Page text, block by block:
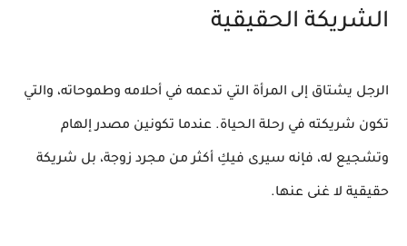
الشريكة الحقيقية
الرجل يشتاق إلى المرأة التي تدعمه في أحلامه وطموحاته، والتي
تكون شريكته في رحلة الحياة. عندما تكونين مصدر إلهام
وتشجيع له، فإنه سيرى فيكِ أكثر من مجرد زوجة، بل شريكة
حقيقية لا غنى عنها.